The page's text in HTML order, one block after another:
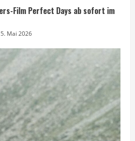
Film Perfect Days ab sofort im
5. Mai 2026